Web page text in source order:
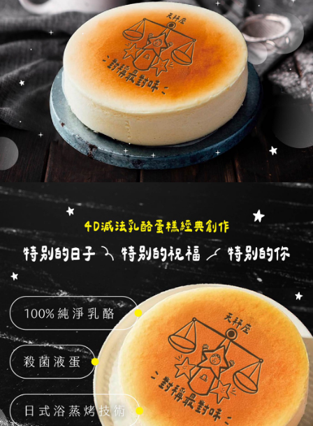
４．使用「AFTEE先享後付」時，將依據個別帳號之用戶狀況，依本公司即
時審查核予不同之上限額度；若仍有額度不足之情形，本公司將視審查結果
請求用戶進行身份認證。
５．嚴禁一人註冊多個帳號或使用他人資訊註冊。若發現惡意使用之情形，
恩沛科技股份有限公司將有權停止該用戶之使用額度並採取法律行動。